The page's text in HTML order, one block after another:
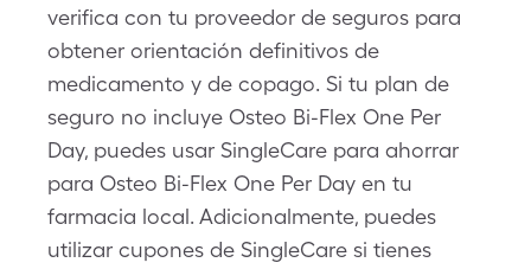
verifica con tu proveedor de seguros para
obtener orientación definitivos de
medicamento y de copago. Si tu plan de
seguro no incluye Osteo Bi-Flex One Per
Day, puedes usar SingleCare para ahorrar
para Osteo Bi-Flex One Per Day en tu
farmacia local. Adicionalmente, puedes
utilizar cupones de SingleCare si tienes